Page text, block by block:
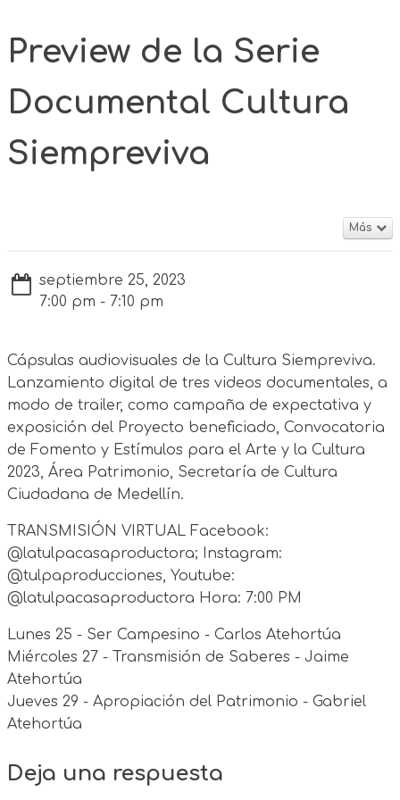
Preview de la Serie
Documental Cultura
Siempreviva
Más
septiembre 25, 2023
7:00 pm - 7:10 pm
Cápsulas audiovisuales de la Cultura Siempreviva.
Lanzamiento digital de tres videos documentales, a
modo de trailer, como campaña de expectativa y
exposición del Proyecto beneficiado, Convocatoria
de Fomento y Estímulos para el Arte y la Cultura
2023, Área Patrimonio, Secretaría de Cultura
Ciudadana de Medellín.
TRANSMISIÓN VIRTUAL Facebook:
@latulpacasaproductora; Instagram:
@tulpaproducciones, Youtube:
@latulpacasaproductora Hora: 7:00 PM
Lunes 25 - Ser Campesino - Carlos Atehortúa
Miércoles 27 - Transmisión de Saberes - Jaime
Atehortúa
Jueves 29 - Apropiación del Patrimonio - Gabriel
Atehortúa
Deja una respuesta